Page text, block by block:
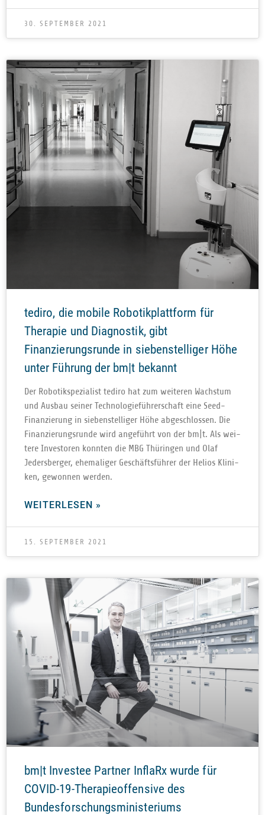
30. SEPTEMBER 2021
tediro, die mobile Robotikplattform für
Therapie und Diagnostik, gibt
Finanzierungsrunde in siebenstelliger Höhe
unter Führung der bm|t bekannt
Der Robo­tik­spe­zia­list tediro hat zum wei­te­ren Wachs­tum
und Aus­bau sei­ner Tech­no­lo­gie­füh­rer­schaft eine Seed-
Finan­zie­rung in sie­ben­stel­li­ger Höhe abge­schlos­sen. Die
Finan­zie­rungs­runde wird ange­führt von der bm|t. Als wei­
tere Inves­to­ren konn­ten die MBG Thü­rin­gen und Olaf
Jeders­ber­ger, ehe­ma­li­ger Geschäfts­füh­rer der Helios Kli­ni­
ken, gewon­nen werden.
WEITERLESEN »
15. SEPTEMBER 2021
bm|t Investee Partner InflaRx wurde für
COVID-19-Therapieoffensive des
Bundesforschungsministeriums